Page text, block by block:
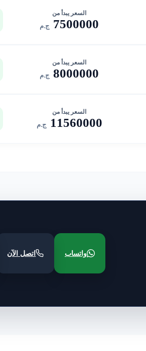
السعر يبدأ من
7500000 ج.م
السعر يبدأ من
8000000 ج.م
السعر يبدأ من
11560000 ج.م
واتساب اتصل الآن